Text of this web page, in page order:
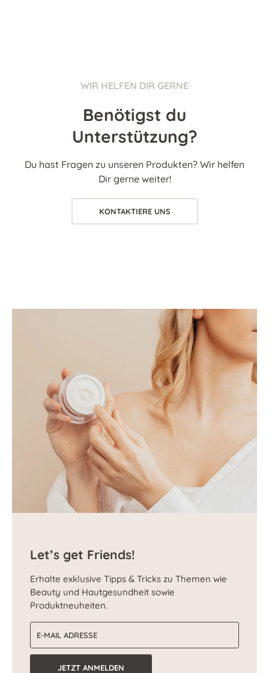
WIR HELFEN DIR GERNE
Benötigst du
Unterstützung?
Du hast Fragen zu unseren Produkten? Wir helfen
Dir gerne weiter!
KONTAKTIERE UNS
Let’s get Friends!
Erhalte exklusive Tipps & Tricks zu Themen wie
Beauty und Hautgesundheit sowie
Produktneuheiten.
JETZT ANMELDEN